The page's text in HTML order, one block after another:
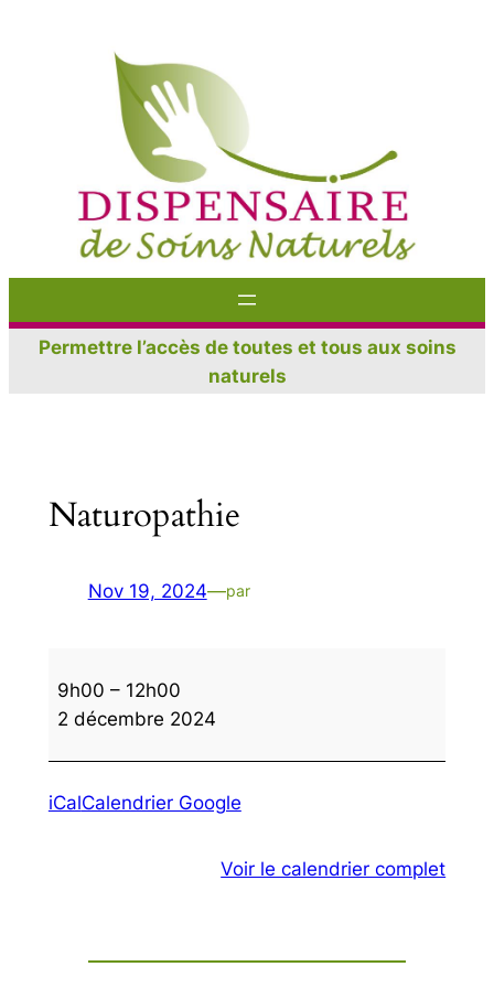
Permettre l’accès de toutes et tous aux soins
naturels
Naturopathie
Nov 19, 2024—par
9h00 – 12h00
2 décembre 2024
iCalCalendrier Google
Voir le calendrier complet